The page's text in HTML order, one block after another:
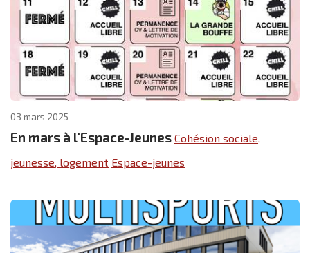
03 mars 2025
En mars à l'Espace-Jeunes Cohésion sociale,
jeunesse, logement Espace-jeunes